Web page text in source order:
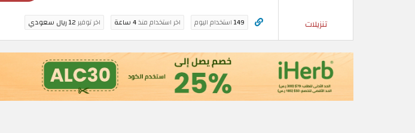
تنزيلات 149استخدام اليوم اخر استخدام منذ4 ساعة اخر توفير12 ريال سعودي